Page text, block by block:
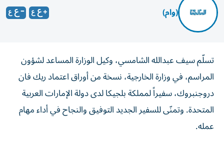
(وام)
تسلّم سيف عبدالله الشامسي، وكيل الوزارة المساعد لشؤون
المراسم، في وزارة الخارجية، نسخة من أوراق اعتماد ريك فان
دروجنبروك، سفيراً لمملكة بلجيكا لدى دولة الإمارات العربية
المتحدة. وتمنّى للسفير الجديد التوفيق والنجاح في أداء مهام
عمله.